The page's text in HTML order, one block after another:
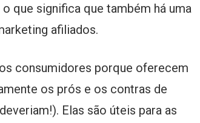
que significa que também há uma
afiliados.
consumidores porque oferecem
os prós e os contras de
Elas são úteis para as